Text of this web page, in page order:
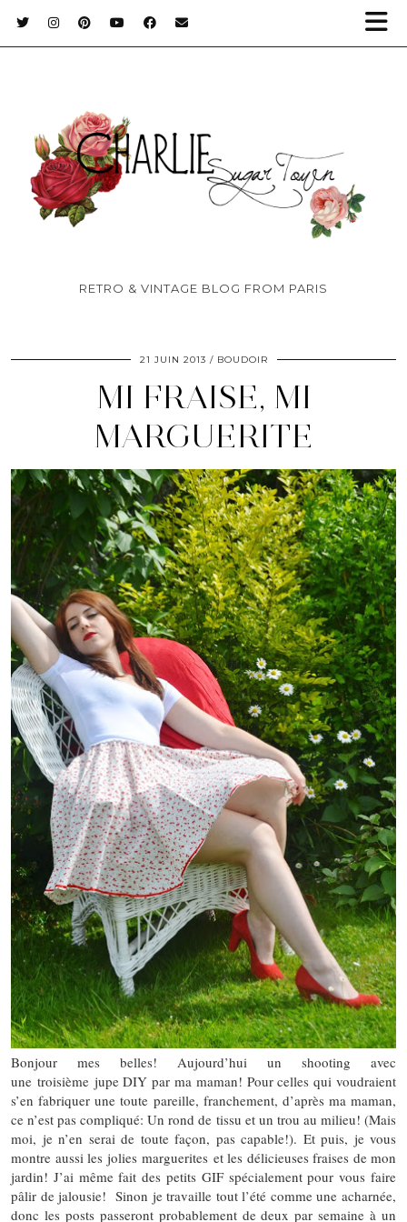
RETRO & VINTAGE BLOG FROM PARIS
21 JUIN 2013 BOUDOIR
MI FRAISE, MI
MARGUERITE
Bonjour mes belles! Aujourd’hui un shooting avec
une troisième jupe DIY par ma maman! Pour celles qui voudraient
s’en fabriquer une toute pareille, franchement, d’après ma maman,
ce n’est pas compliqué: Un rond de tissu et un trou au milieu! (Mais
moi, je n’en serai de toute façon, pas capable!). Et puis, je vous
montre aussi les jolies marguerites et les délicieuses fraises de mon
jardin! J’ai même fait des petits GIF spécialement pour vous faire
pâlir de jalousie! Sinon je travaille tout l’été comme une acharnée,
donc les posts passeront probablement de deux par semaine à un